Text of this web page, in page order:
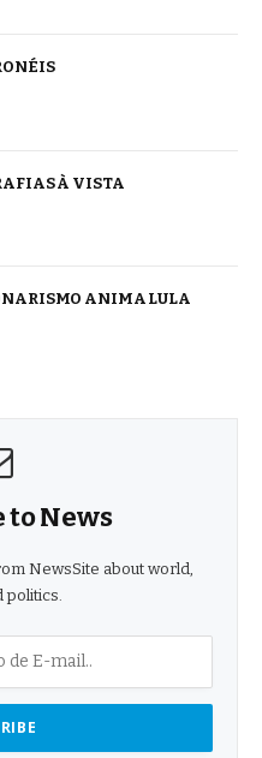
À VISTA
ANIMA LULA
to News
NewsSite about world,
politics.